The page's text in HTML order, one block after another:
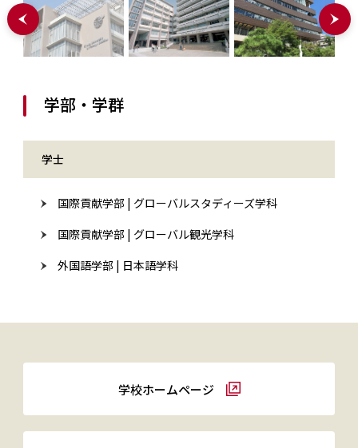
学部・学群
学士
国際貢献学部 | グローバルスタディーズ学科
国際貢献学部 | グローバル観光学科
外国語学部 | 日本語学科
学校ホームページ